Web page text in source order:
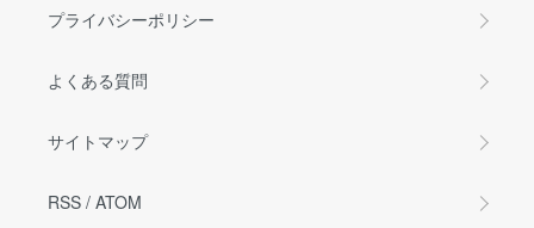
プライバシーポリシー
よくある質問
サイトマップ
RSS / ATOM